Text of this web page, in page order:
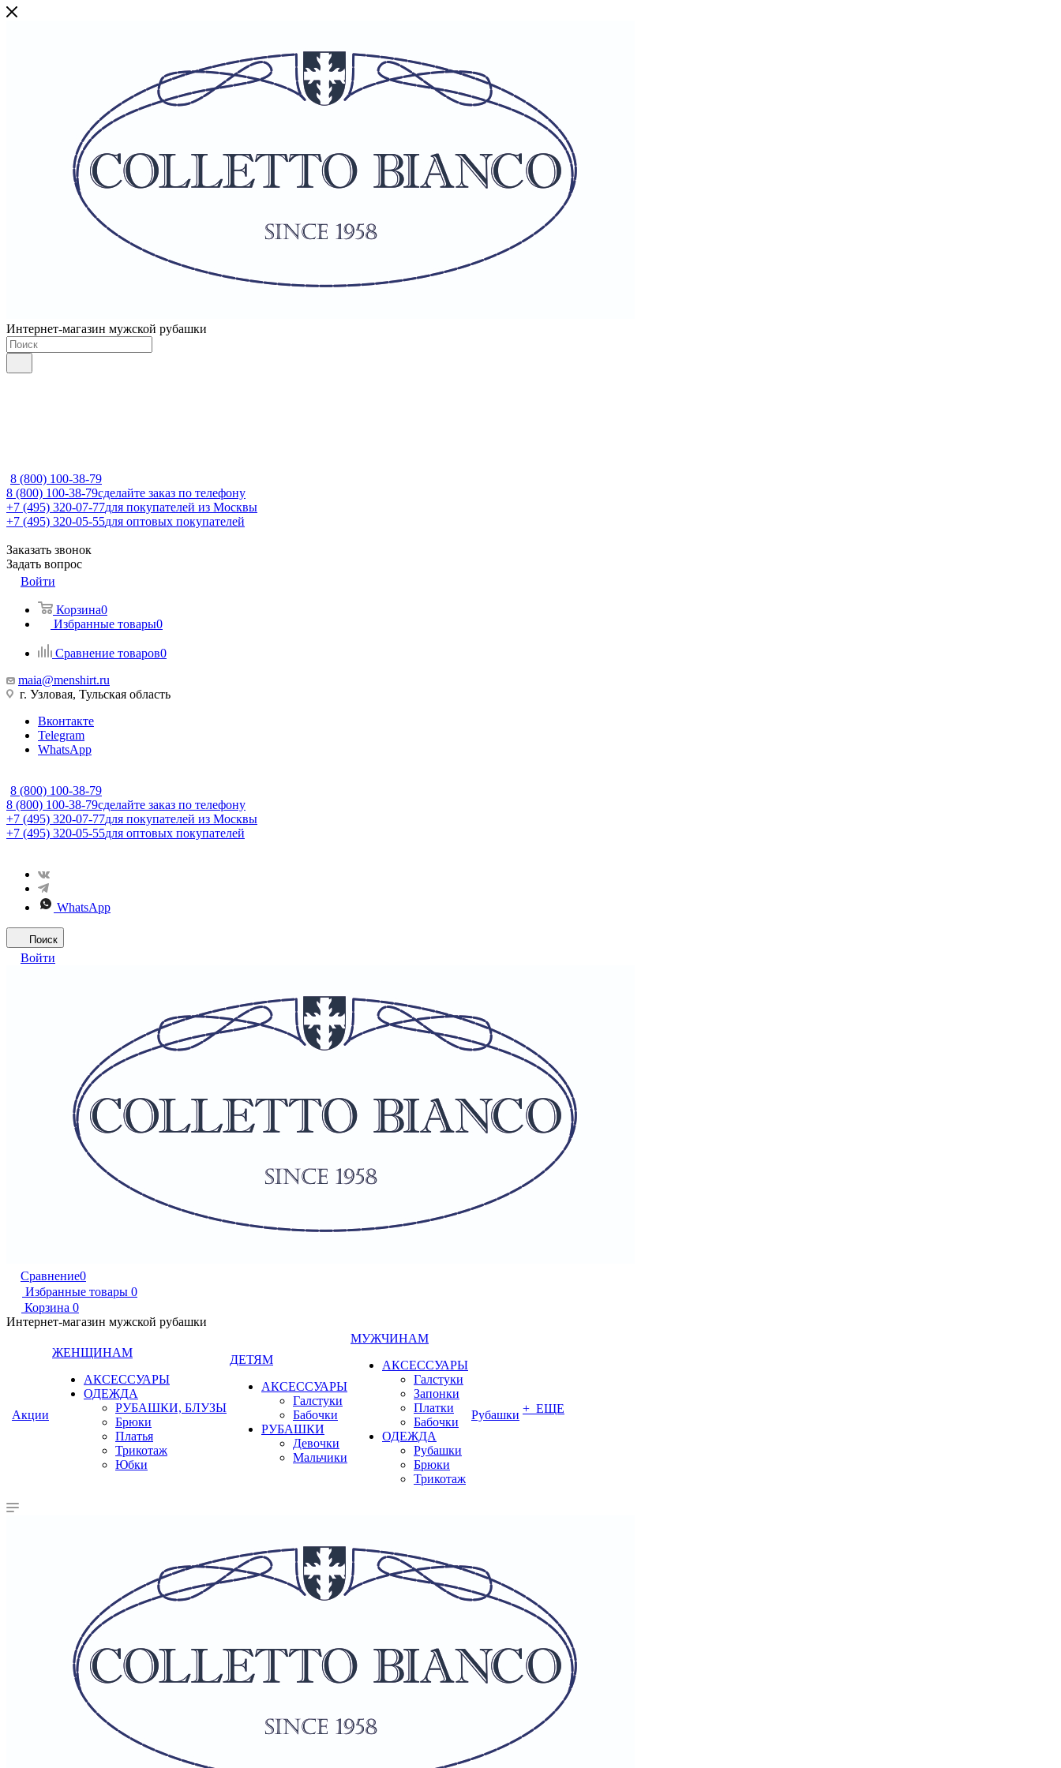
Интернет-магазин мужской рубашки
8 (800) 100-38-79
8 (800) 100-38-79сделайте заказ по телефону
+7 (495) 320-07-77для покупателей из Москвы
+7 (495) 320-05-55для оптовых покупателей
Заказать звонок
Задать вопрос
Войти
Корзина0
Избранные товары0
Сравнение товаров0
maia@menshirt.ru
г. Узловая, Тульская область
Вконтакте
Telegram
WhatsApp
8 (800) 100-38-79
8 (800) 100-38-79сделайте заказ по телефону
+7 (495) 320-07-77для покупателей из Москвы
+7 (495) 320-05-55для оптовых покупателей
WhatsApp
Поиск
Войти
Сравнение0
Избранные товары 0
Корзина 0
Интернет-магазин мужской рубашки
Акции
ЖЕНЩИНАМ
АКСЕССУАРЫ
ОДЕЖДА
РУБАШКИ, БЛУЗЫ
Брюки
Платья
Трикотаж
Юбки
ДЕТЯМ
АКСЕССУАРЫ
Галстуки
Бабочки
РУБАШКИ
Девочки
Мальчики
МУЖЧИНАМ
АКСЕССУАРЫ
Галстуки
Запонки
Платки
Бабочки
ОДЕЖДА
Рубашки
Брюки
Трикотаж
Рубашки + ЕЩЕ